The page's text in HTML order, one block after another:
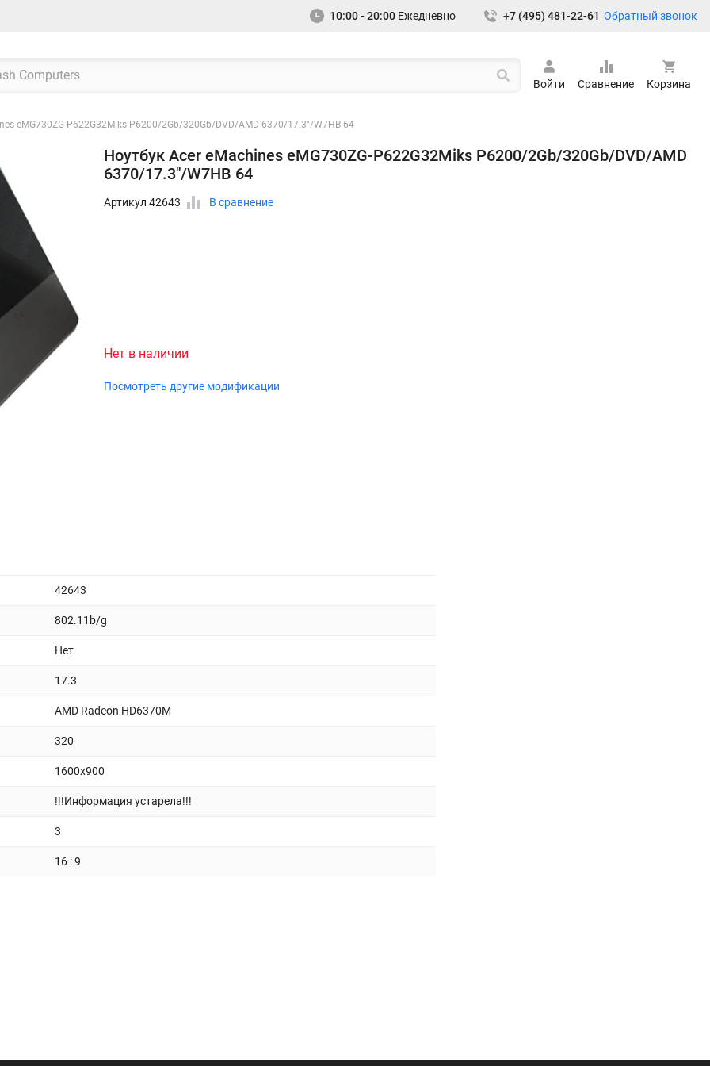
10:00 - 20:00 Ежедневно +7 (495) 481-22-61 Обратный звонок
Войти Сравнение Корзина
eMG730ZG-P622G32Miks P6200/2Gb/320Gb/DVD/AMD 6370/17.3"/W7HB 64
Ноутбук Acer eMachines eMG730ZG-P622G32Miks P6200/2Gb/320Gb/DVD/AMD
6370/17.3"/W7HB 64
Артикул 42643 В сравнение
Нет в наличии
Посмотреть другие модификации
42643
802.11b/g
Нет
17.3
AMD Radeon HD6370M
320
1600x900
!!!Информация устарела!!!
3
16 : 9